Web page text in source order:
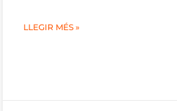
LLEGIR MÉS »